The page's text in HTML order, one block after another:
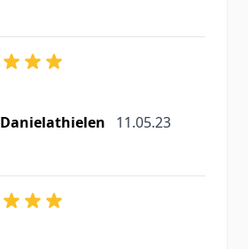
Danielathielen 11. Mai 2023
11.05.23